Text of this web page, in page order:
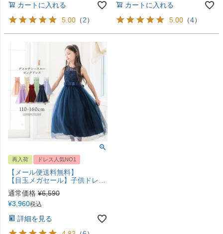
カートに入れる
5.00 （2）
カートに入れる
5.00 （4）
再入荷 ドレス人気NO1
【メール便送料無料】
【目玉メガセール】子供ドレス デコルテシースルーロング レース ドレス 結婚式 発表会 ピアノ発表会 キッズ フォーマル キッズドレス レンタルより安い！キャサリンコテージ YUP12 《メール便優先商品》 | 110 120 130 140 150 160
通常価格 ¥6,590
¥3,960税込
詳細を見る